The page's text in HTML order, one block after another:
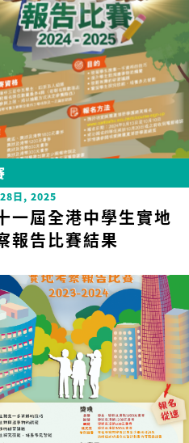
日, 2025
一屆全港中學生實地
報告比賽結果